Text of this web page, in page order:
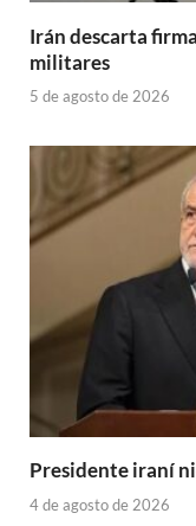
Irán descarta
militares
5 de agosto de 2026
Presidente iraní
4 de agosto de 2026